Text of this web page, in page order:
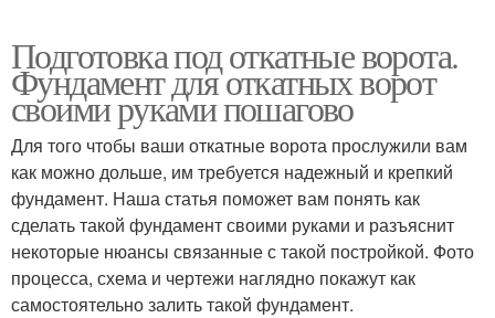
Подготовка под откатные ворота.
Фундамент для откатных ворот
своими руками пошагово
Для того чтобы ваши откатные ворота прослужили вам
как можно дольше, им требуется надежный и крепкий
фундамент. Наша статья поможет вам понять как
сделать такой фундамент своими руками и разъяснит
некоторые нюансы связанные с такой постройкой. Фото
процесса, схема и чертежи наглядно покажут как
самостоятельно залить такой фундамент.